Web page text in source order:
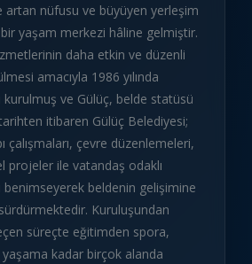
artan nüfusu ve büyüyen yerleşim
bir yaşam merkezi hâline gelmiştir.
daha etkin ve düzenli
amacıyla 1986 yılında
kurulmuş ve Gülüç, belde statüsü
itibaren Gülüç Belediyesi;
çalışmaları, çevre düzenlemeleri,
projeler ile vatandaş odaklı
benimseyerek beldenin gelişimine
Kuruluşundan
süreçte eğitimden spora,
kadar birçok alanda